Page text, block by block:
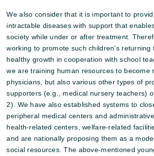
We also consider that it is important to
intractable diseases with support that
society while under or after treatment.
working to promote such children’s
healthy growth in cooperation with school
we are training human resources to become
physicians, but also various other types of
supporters (e.g., medical nursery teachers)
2). We have also established systems to
peripheral medical centers and administrative
health-related centers, welfare-related
and are nationally proposing them as a
social resources. The above-mentioned